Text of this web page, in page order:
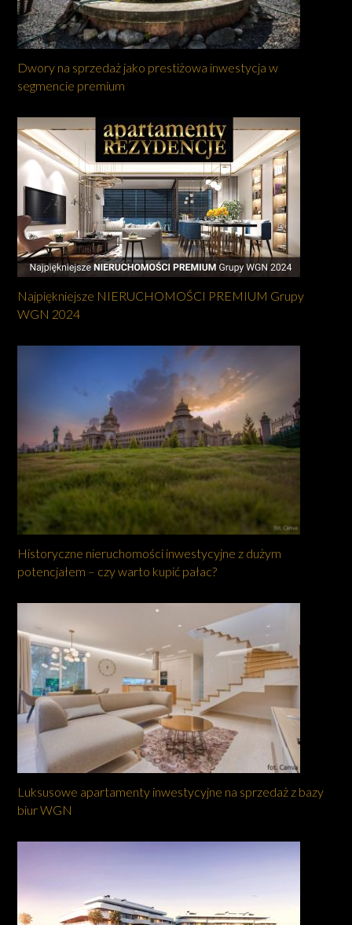
Dwory na sprzedaż jako prestiżowa inwestycja w
segmencie premium
Najpiękniejsze NIERUCHOMOŚCI PREMIUM Grupy
WGN 2024
Historyczne nieruchomości inwestycyjne z dużym
potencjałem – czy warto kupić pałac?
Luksusowe apartamenty inwestycyjne na sprzedaż z bazy
biur WGN